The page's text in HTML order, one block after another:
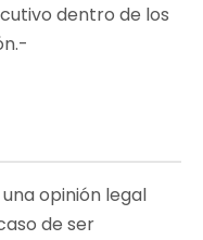
dentro de los
opinión legal
de ser